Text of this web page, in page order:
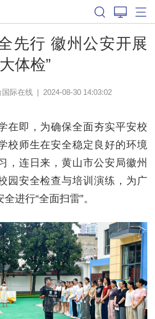
先行 徽州公安开展
体检”
际在线| 2024-08-30 14:03:02
即，为确保全面夯实平安校
校师生在安全稳定良好的环境
，连日来，黄山市公安局徽州
园安全检查与培训演练，为广
进行“全面扫雷”。